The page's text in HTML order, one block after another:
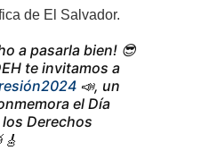
de El Salvador.
a pasarla bien! 😎
te invitamos a
📣, un
el Día
Derechos